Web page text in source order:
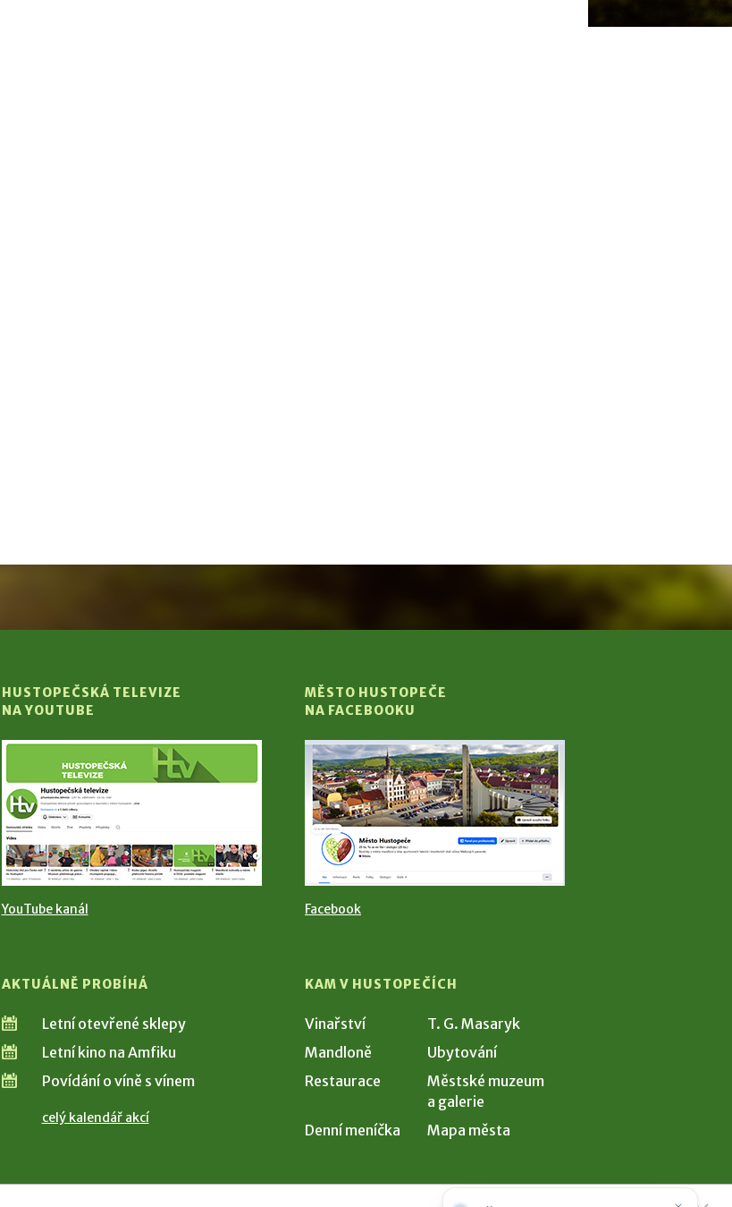
HUSTOPEČSKÁ TELEVIZE
NA YOUTUBE
YouTube kanál
MĚSTO HUSTOPEČE
NA FACEBOOKU
Facebook
AKTUÁLNĚ PROBÍHÁ
Letní otevřené sklepy
Letní kino na Amfiku
Povídání o víně s vínem
celý kalendář akcí
KAM V HUSTOPEČÍCH
Vinařství
T. G. Masaryk
Mandloně
Ubytování
Restaurace
Městské muzeum
a galerie
Denní meníčka
Mapa města